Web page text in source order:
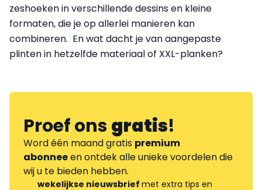
zeshoeken in verschillende dessins en kleine
formaten, die je op allerlei manieren kan
combineren. En wat dacht je vanaangepaste
plinten in hetzelfde materiaal of XXL-planken?
Proef onsgratis!
Word één maand gratis premium
abonneeen ontdek alle unieke voordelen die
wij u te bieden hebben.
wekelijkse nieuwsbrief met extra tips en